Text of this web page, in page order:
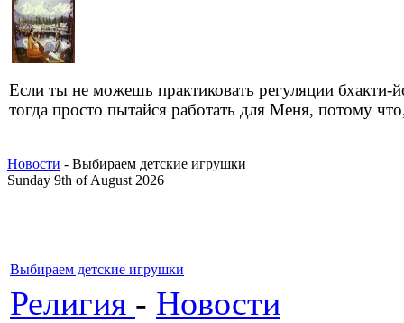
Если ты не можешь практиковать регуляции бхакти-
тогда просто пытайся работать для Меня, потому
Новости - Выбираем детские игрушки
Sunday 9th of August 2026
Выбираем детские игрушки
Религия - Новости